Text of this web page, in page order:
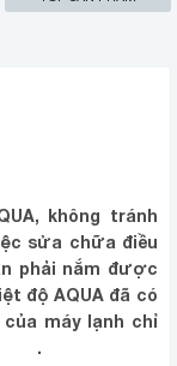
không tránh
sửa chữa điều
phải nắm được
độ AQUA đã có
máy lạnh chỉ
.